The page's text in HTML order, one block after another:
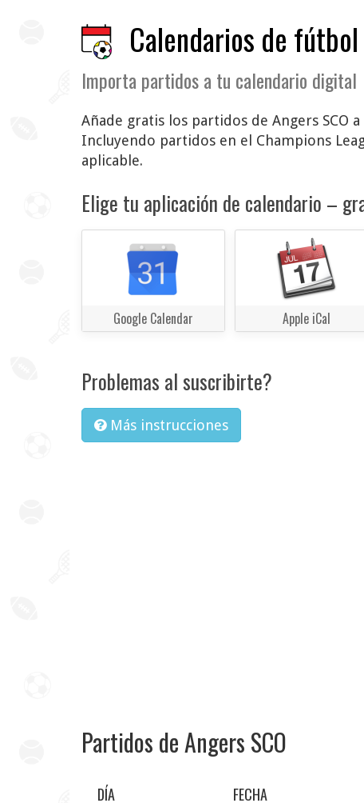
Calendarios de
Importa partidos a tu calendario digital
Añade gratis los partidos de Angers SCO
Incluyendo partidos en el Champions
aplicable.
Elige tu aplicación de calendario –
Google Calendar Apple iCal
Problemas al suscribirte?
Más instrucciones
Partidos de Angers SCO
DÍA FECHA